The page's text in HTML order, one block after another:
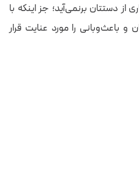
دستتان برنمی‌آید؛ جز اینکه با
باعث‌وبانی را مورد عنایت قرار